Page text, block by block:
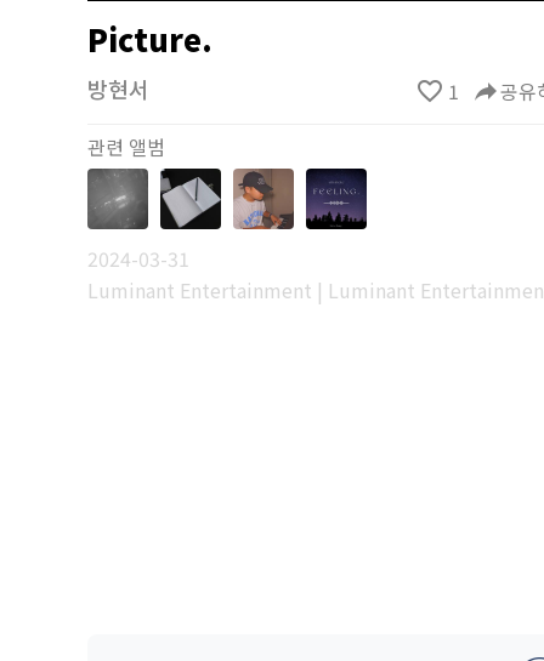
Picture.
방현서 favorite_border 1 reply공유
관련 앨범
2024-03-31
Luminant Entertainment | Luminant